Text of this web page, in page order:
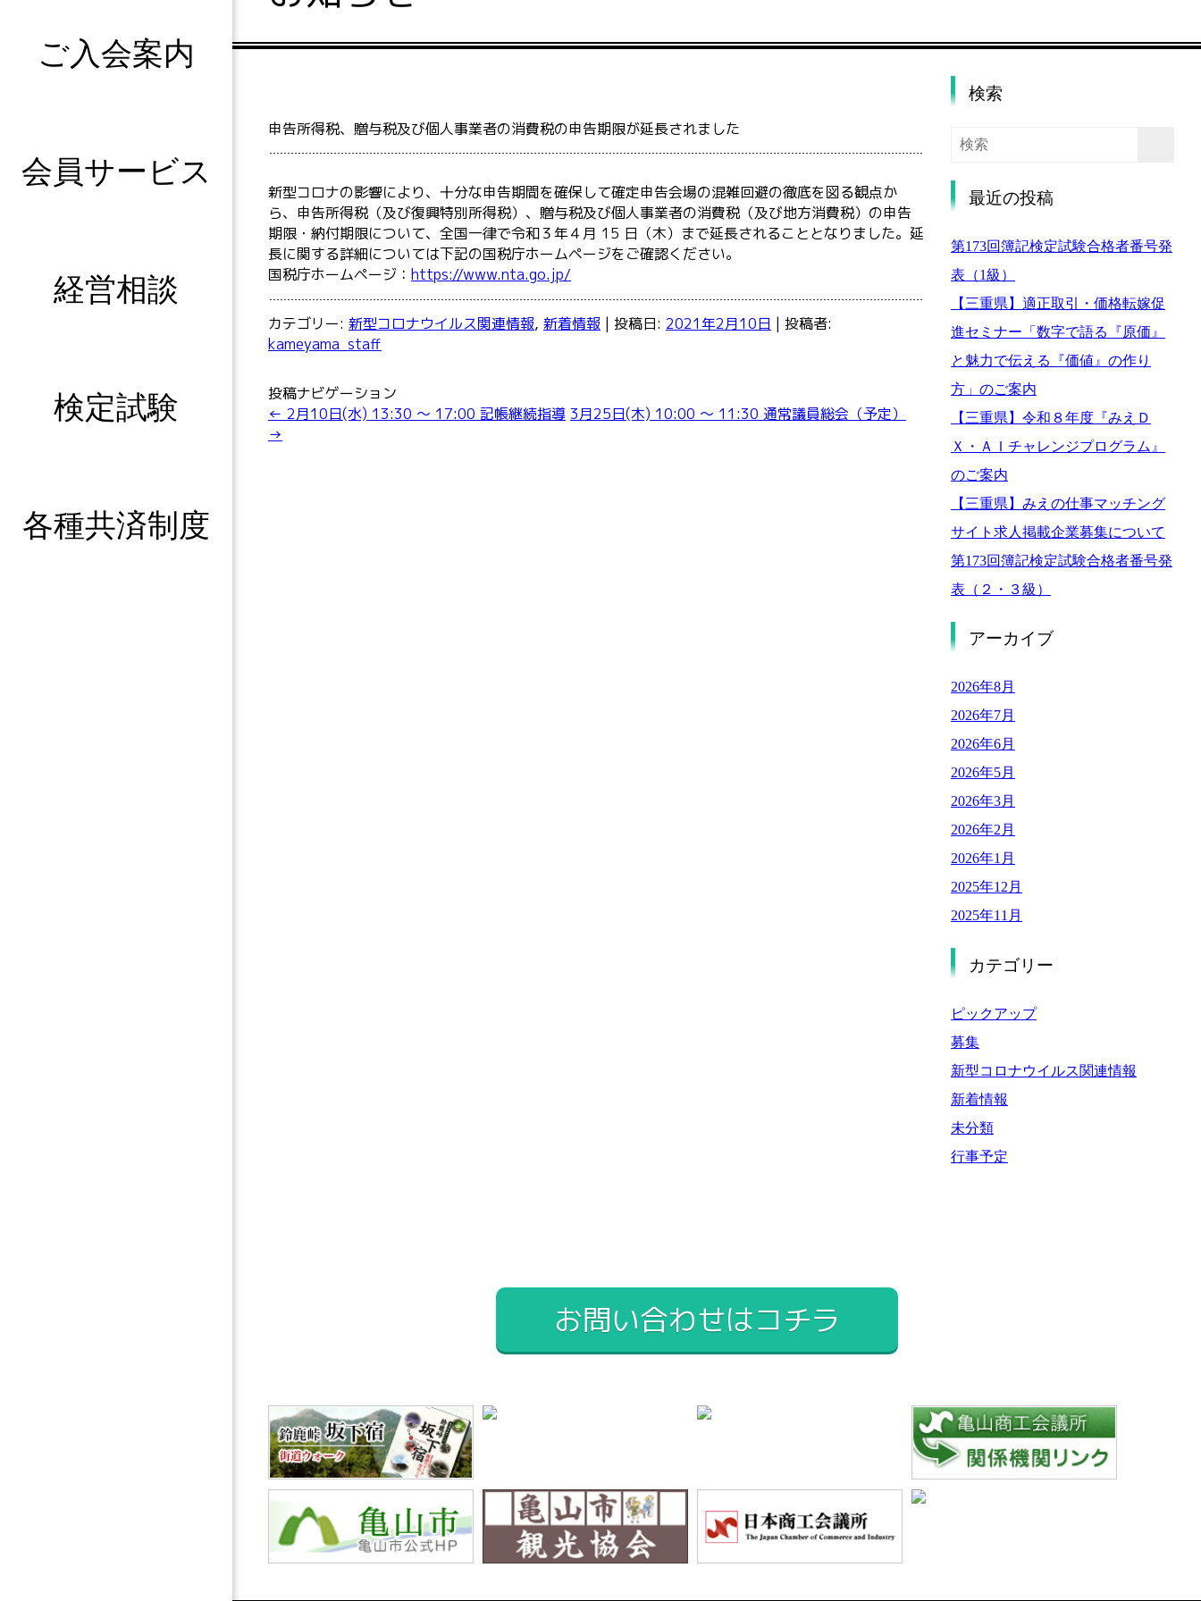
ご入会案内
会員サービス
経営相談
検定試験
各種共済制度
申告所得税、贈与税及び個人事業者の消費税の申告期限が延長されました
新型コロナの影響により、十分な申告期間を確保して確定申告会場の混雑回避の徹底を図る観点か
ら、申告所得税（及び復興特別所得税）、贈与税及び個人事業者の消費税（及び地方消費税）の申告
期限・納付期限について、全国一律で令和３年４月 15 日（木）まで延長されることとなりました。延
長に関する詳細については下記の国税庁ホームページをご確認ください。
国税庁ホームページ： https://www.nta.go.jp/
カテゴリー: 新型コロナウイルス関連情報, 新着情報 | 投稿日: 2021年2月10日 | 投稿者:
kameyama_staff
投稿ナビゲーション
← 2月10日(水) 13:30 ～ 17:00 記帳継続指導 3月25日(木) 10:00 ～ 11:30 通常議員総会（予定）
→
検索
最近の投稿
第173回簿記検定試験合格者番号発
表（1級）
【三重県】適正取引・価格転嫁促
進セミナー「数字で語る『原価』
と魅力で伝える『価値』の作り
方」のご案内
【三重県】令和８年度『みえＤ
Ｘ・ＡＩチャレンジプログラム』
のご案内
【三重県】みえの仕事マッチング
サイト求人掲載企業募集について
第173回簿記検定試験合格者番号発
表（２・３級）
アーカイブ
2026年8月
2026年7月
2026年6月
2026年5月
2026年3月
2026年2月
2026年1月
2025年12月
2025年11月
2025年8月
2024年4月
2024年3月
カテゴリー
ピックアップ
募集
新型コロナウイルス関連情報
新着情報
未分類
行事予定
お問い合わせはコチラ